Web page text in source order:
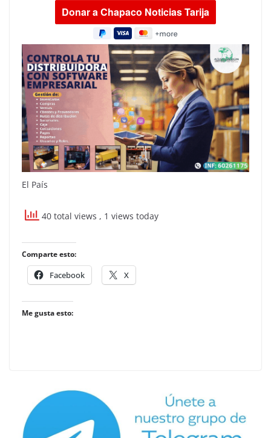
El País
40 total views , 1 views today
Comparte esto:
Facebook X
Me gusta esto: